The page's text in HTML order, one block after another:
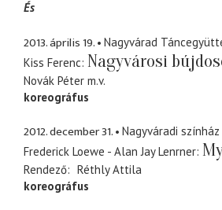
És
2013. április 19.
Nagyvárad
Kiss Ferenc Nagyvárosi
Novák Péter m.v.
koreográfus
2012. december 31.
Nagyváradi színház
Frederick Loewe - Alan Jay Lenrner
Rendező
Réthly Attila
koreográfus